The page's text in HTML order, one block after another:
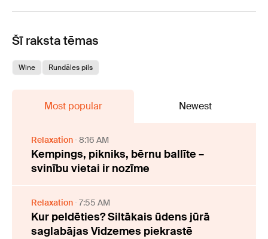
Šī raksta tēmas
Wine Rundāles pils
Most popular Newest
Relaxation 8:16 AM
Kempings, pikniks, bērnu ballīte –
svinību vietai ir nozīme
Relaxation 7:55 AM
Kur peldēties? Siltākais ūdens jūrā
saglabājas Vidzemes piekrastē